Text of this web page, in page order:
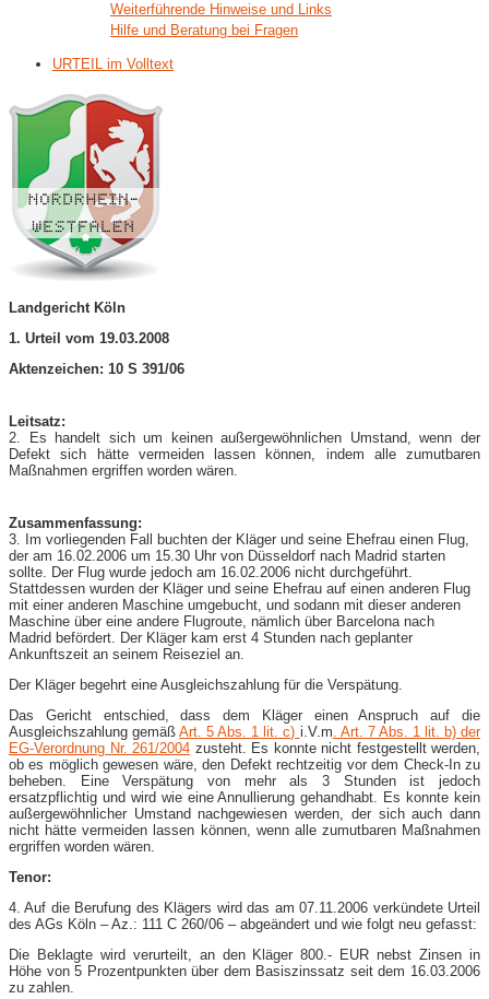
Weiterführende Hinweise und Links
Hilfe und Beratung bei Fragen
URTEIL im Volltext
Landgericht Köln
1. Urteil vom 19.03.2008
Aktenzeichen: 10 S 391/06
Leitsatz:
2. Es handelt sich um keinen außergewöhnlichen Umstand, wenn der
Defekt sich hätte vermeiden lassen können, indem alle zumutbaren
Maßnahmen ergriffen worden wären.
Zusammenfassung:
3. Im vorliegenden Fall buchten der Kläger und seine Ehefrau einen Flug,
der am 16.02.2006 um 15.30 Uhr von Düsseldorf nach Madrid starten
sollte. Der Flug wurde jedoch am 16.02.2006 nicht durchgeführt.
Stattdessen wurden der Kläger und seine Ehefrau auf einen anderen Flug
mit einer anderen Maschine umgebucht, und sodann mit dieser anderen
Maschine über eine andere Flugroute, nämlich über Barcelona nach
Madrid befördert. Der Kläger kam erst 4 Stunden nach geplanter
Ankunftszeit an seinem Reiseziel an.
Der Kläger begehrt eine Ausgleichszahlung für die Verspätung.
Das Gericht entschied, dass dem Kläger einen Anspruch auf die
Ausgleichszahlung gemäßArt. 5 Abs. 1 lit. c) i.V.m . Art. 7 Abs. 1 lit. b) der
EG-Verordnung Nr. 261/2004 zusteht. Es konnte nicht festgestellt werden,
ob es möglich gewesen wäre, den Defekt rechtzeitig vor dem Check-In zu
beheben. Eine Verspätung von mehr als 3 Stunden ist jedoch
ersatzpflichtig und wird wie eine Annullierung gehandhabt. Es konnte kein
außergewöhnlicher Umstand nachgewiesen werden, der sich auch dann
nicht hätte vermeiden lassen können, wenn alle zumutbaren Maßnahmen
ergriffen worden wären.
Tenor:
4. Auf die Berufung des Klägers wird das am 07.11.2006 verkündete Urteil
des AGs Köln – Az.: 111 C 260/06 – abgeändert und wie folgt neu gefasst:
Die Beklagte wird verurteilt, an den Kläger 800.- EUR nebst Zinsen in
Höhe von 5 Prozentpunkten über dem Basiszinssatz seit dem 16.03.2006
zu zahlen.